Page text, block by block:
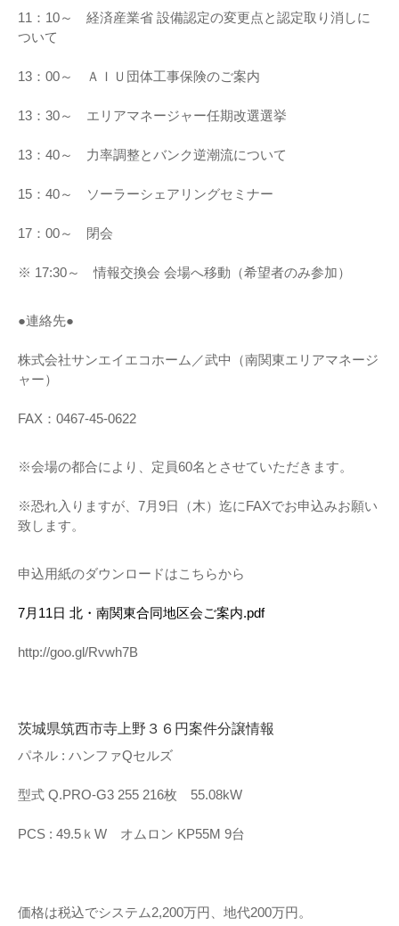
11：10～ 経済産業省 設備認定の変更点と認定取り消しに
ついて
13：00～ ＡＩＵ団体工事保険のご案内
13：30～ エリアマネージャー任期改選選挙
13：40～ 力率調整とバンク逆潮流について
15：40～ ソーラーシェアリングセミナー
17：00～ 閉会
※ 17:30～ 情報交換会 会場へ移動（希望者のみ参加）
●連絡先●
株式会社サンエイエコホーム／武中（南関東エリアマネージ
ャー）
FAX：0467-45-0622
※会場の都合により、定員60名とさせていただきます。
※恐れ入りますが、7月9日（木）迄にFAXでお申込みお願い
致します。
申込用紙のダウンロードはこちらから
7月11日 北・南関東合同地区会ご案内.pdf
http://goo.gl/Rvwh7B
茨城県筑西市寺上野３６円案件分譲情報
パネル : ハンファQセルズ
型式 Q.PRO-G3 255 216枚 55.08kW
PCS : 49.5ｋW オムロン KP55M 9台
価格は税込でシステム2,200万円、地代200万円。